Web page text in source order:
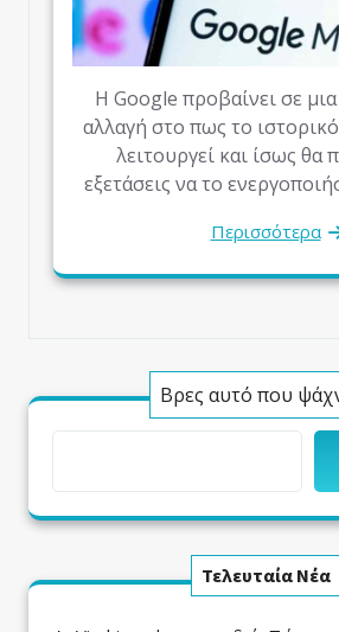
Η Google προβαίνει σε
αλλαγή στο πως το
λειτουργεί και ίσως θα
εξετάσεις να το
Περισσότερα
Βρες αυτό που
Τελευταία Νέα